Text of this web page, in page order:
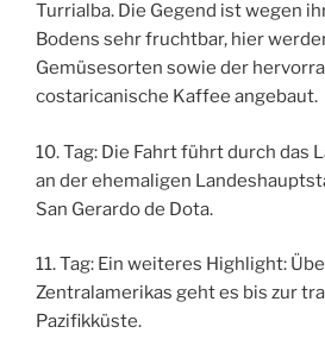
Turrialba. Die Gegend ist wegen
Bodens sehr fruchtbar, hier
Gemüsesorten sowie der
costaricanische Kaffee angebaut.
10. Tag: Die Fahrt führt durch das
an der ehemaligen
San Gerardo de Dota.
11. Tag: Ein weiteres Highlight:
Zentralamerikas geht es bis zur
Pazifikküste.